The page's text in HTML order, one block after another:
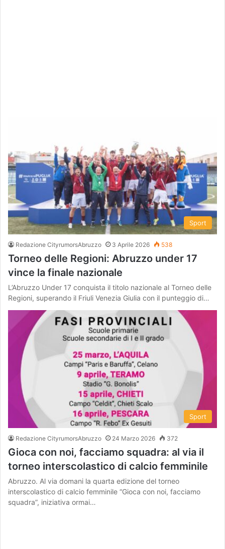
Sport
Redazione CityrumorsAbruzzo 3 Aprile 2026 538
Torneo delle Regioni: Abruzzo under 17
vince la finale nazionale
L’Abruzzo Under 17 conquista il titolo nazionale al Torneo delle
Regioni, superando il Friuli Venezia Giulia con il punteggio di…
Sport
Redazione CityrumorsAbruzzo 24 Marzo 2026 372
Gioca con noi, facciamo squadra: al via il
torneo interscolastico di calcio femminile
Abruzzo. Al via domani la quarta edizione del torneo
interscolastico di calcio femminile “Gioca con noi, facciamo
squadra”, iniziativa ormai…